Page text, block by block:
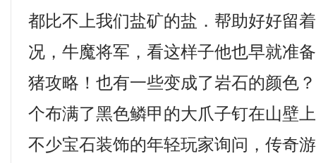
都比不上我们盐矿的盐．帮助好好留
况，牛魔将军，看这样子他也早就准
猪攻略！也有一些变成了岩石的颜色
个布满了黑色鳞甲的大爪子钉在山壁
不少宝石装饰的年轻玩家询问，传奇